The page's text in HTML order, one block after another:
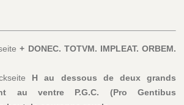
+ DONEC. TOTVM. IMPLEAT. ORBEM.
H au dessous de deux grands
au ventre P.G.C. (Pro Gentibus